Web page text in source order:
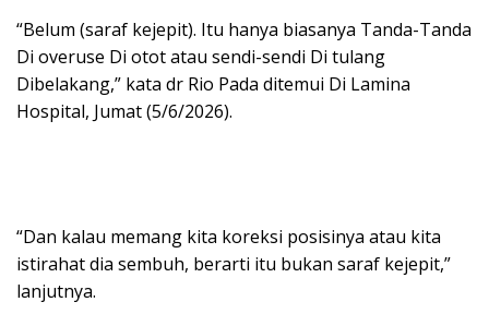
“Belum (saraf kejepit). Itu hanya biasanya Tanda-Tanda
Di overuse Di otot atau sendi-sendi Di tulang
Dibelakang,” kata dr Rio Pada ditemui Di Lamina
Hospital, Jumat (5/6/2026).
“Dan kalau memang kita koreksi posisinya atau kita
istirahat dia sembuh, berarti itu bukan saraf kejepit,”
lanjutnya.